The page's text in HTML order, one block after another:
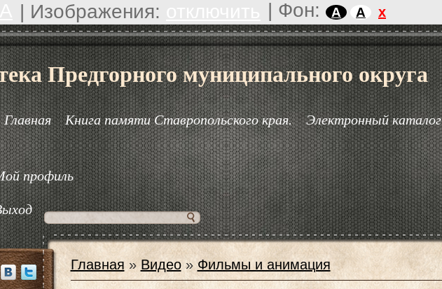
| Изображения: | Фон: A A x
Предгорного муниципального округа
Главная Книга памяти Ставропольского края. Электронный каталог
профиль
Главная »Видео» Фильмы и анимация